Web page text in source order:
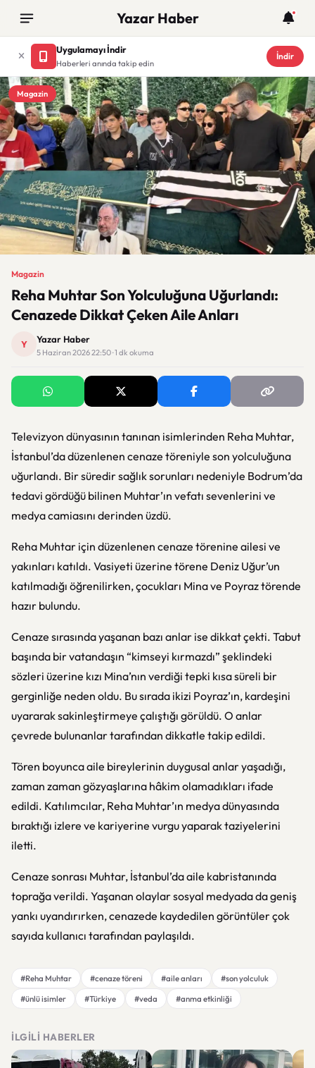
Yazar Haber
Uygulamayı İndir
Haberleri anında takip edin
İndir
Magazin
Magazin
Reha Muhtar Son Yolculuğuna Uğurlandı:
Cenazede Dikkat Çeken Aile Anları
Y Yazar Haber
5 Haziran 2026 22:50 · 1 dk okuma
Televizyon dünyasının tanınan isimlerinden Reha Muhtar,
İstanbul’da düzenlenen cenaze töreniyle son yolculuğuna
uğurlandı. Bir süredir sağlık sorunları nedeniyle Bodrum’da
tedavi gördüğü bilinen Muhtar’ın vefatı sevenlerini ve
medya camiasını derinden üzdü.
Reha Muhtar için düzenlenen cenaze törenine ailesi ve
yakınları katıldı. Vasiyeti üzerine törene Deniz Uğur’un
katılmadığı öğrenilirken, çocukları Mina ve Poyraz törende
hazır bulundu.
Cenaze sırasında yaşanan bazı anlar ise dikkat çekti. Tabut
başında bir vatandaşın “kimseyi kırmazdı” şeklindeki
sözleri üzerine kızı Mina’nın verdiği tepki kısa süreli bir
gerginliğe neden oldu. Bu sırada ikizi Poyraz’ın, kardeşini
uyararak sakinleştirmeye çalıştığı görüldü. O anlar
çevrede bulunanlar tarafından dikkatle takip edildi.
Tören boyunca aile bireylerinin duygusal anlar yaşadığı,
zaman zaman gözyaşlarına hâkim olamadıkları ifade
edildi. Katılımcılar, Reha Muhtar’ın medya dünyasında
bıraktığı izlere ve kariyerine vurgu yaparak taziyelerini
iletti.
Cenaze sonrası Muhtar, İstanbul’da aile kabristanında
toprağa verildi. Yaşanan olaylar sosyal medyada da geniş
yankı uyandırırken, cenazede kaydedilen görüntüler çok
sayıda kullanıcı tarafından paylaşıldı.
#Reha Muhtar #cenaze töreni #aile anları
#son yolculuk
#ünlü isimler
#Türkiye #veda #anma etkinliği
İLGILI HABERLER